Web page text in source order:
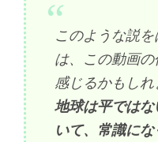
このような説
は、この動画
感じるかもしれ
地球は平では
いて、常識に